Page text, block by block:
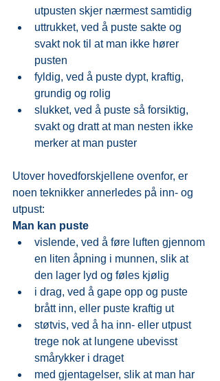
utpusten skjer nærmest samtidig
uttrukket, ved å puste sakte og
svakt nok til at man ikke hører
pusten
fyldig, ved å puste dypt, kraftig,
grundig og rolig
slukket, ved å puste så forsiktig,
svakt og dratt at man nesten ikke
merker at man puster
Utover hovedforskjellene ovenfor, er
noen teknikker annerledes på inn- og
utpust:
Man kan puste
vislende, ved å føre luften gjennom
en liten åpning i munnen, slik at
den lager lyd og føles kjølig
i drag, ved å gape opp og puste
brått inn, eller puste kraftig ut
støtvis, ved å ha inn- eller utpust
trege nok at lungene ubevisst
smårykker i draget
med gjentagelser, slik at man har